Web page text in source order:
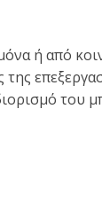
ή από
του